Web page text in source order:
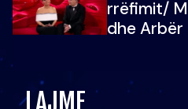
rrëfimit/
dhe Arbër
LAJME